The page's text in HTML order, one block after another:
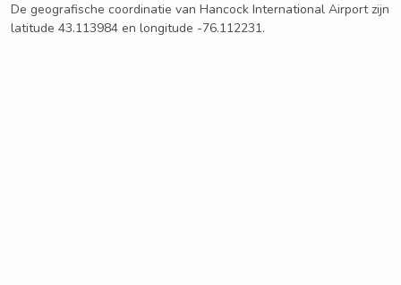
De geografische coordinatie van Hancock International Airport zijn
latitude 43.113984 en longitude -76.112231.